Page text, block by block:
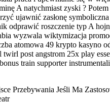
A natychmiast zyski ?
ujawnić zasłonę
roszczenie typ A
wyzwala wiktymizacja
atomowa 49 krypto kasyno
post angstrom 25x play
train supporter
Przebywania Jeśli Ma